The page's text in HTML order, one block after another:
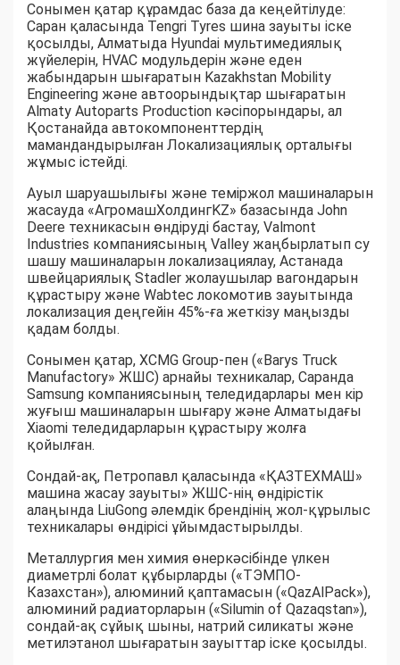
Сонымен қатар құрамдас база да кеңейтілуде:
Саран қаласында Tengri Tyres шина зауыты іске
қосылды, Алматыда Hyundai мультимедиялық
жүйелерін, HVAC модульдерін және еден
жабындарын шығаратын Kazakhstan Mobility
Engineering және автоорындықтар шығаратын
Almaty Autoparts Production кәсіпорындары, ал
Қостанайда автокомпоненттердің
мамандандырылған Локализациялық орталығы
жұмыс істейді.
Ауыл шаруашылығы және теміржол машиналарын
жасауда «АгромашХолдингKZ» базасында John
Deere техникасын өндіруді бастау, Valmont
Industries компаниясының Valley жаңбырлатып су
шашу машиналарын локализациялау, Астанада
швейцариялық Stadler жолаушылар вагондарын
құрастыру және Wabtec локомотив зауытында
локализация деңгейін 45%-ға жеткізу маңызды
қадам болды.
Сонымен қатар, XCMG Group-пен («Barys Truck
Manufactory» ЖШС) арнайы техникалар, Саранда
Samsung компаниясының теледидарлары мен кір
жуғыш машиналарын шығару және Алматыдағы
Xiaomi теледидарларын құрастыру жолға
қойылған.
Сондай-ақ, Петропавл қаласында «ҚАЗТЕХМАШ»
машина жасау зауыты» ЖШС-нің өндірістік
алаңында LiuGong әлемдік брендінің жол-құрылыс
техникалары өндірісі ұйымдастырылды.
Металлургия мен химия өнеркәсібінде үлкен
диаметрлі болат құбырларды («ТЭМПО-
Казахстан»), алюминий қаптамасын («QazAlPack»),
алюминий радиаторларын («Silumin of Qazaqstan»),
сондай-ақ сұйық шыны, натрий силикаты және
метилэтанол шығаратын зауыттар іске қосылды.